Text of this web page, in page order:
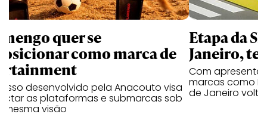
quer se
como marca de
desenvolvido pela Anacouto visa
as plataformas e submarcas sob
mesma visão
Etapa da
Janeiro,
Com
marcas como
de Janeiro